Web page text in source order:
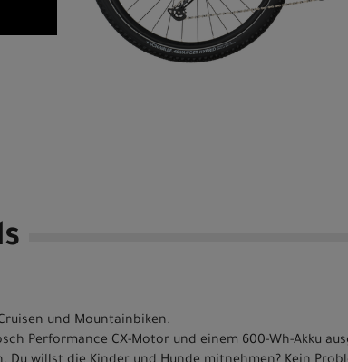
und Mountainbiken.
Performance CX-Motor und einem 600-Wh-Akku